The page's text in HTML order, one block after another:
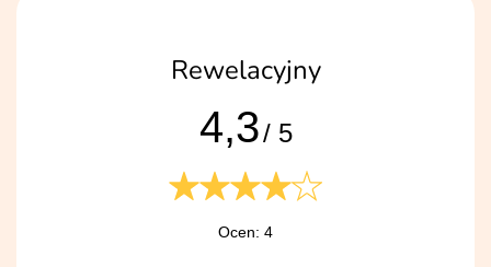
Rewelacyjny
4,3/ 5
Ocen: 4